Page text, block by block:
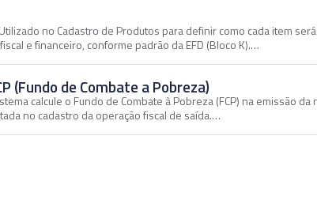
no Cadastro de Produtos para definir como cada item
e financeiro, conforme padrão da EFD (Bloco K).…
(Fundo de Combate a Pobreza)
calcule o Fundo de Combate à Pobreza (FCP) na emissão
no cadastro da operação fiscal de saída.…